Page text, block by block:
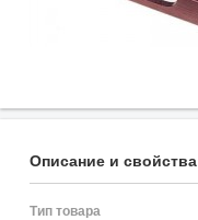
Описание и свойства
Тип товара